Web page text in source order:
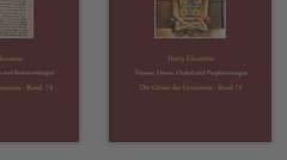
Im Laufe der Zeit habe
"Maran"
Psychologie und